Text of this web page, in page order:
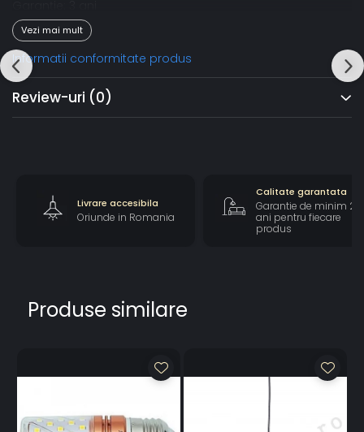
Aplicație:
Birou, living, sufragerie, hotel, restaurant, bar, hol, cafenele,
etc
Sursa de lumina: 1xE27
Dimensiuni: 20x25cm, Inaltime 100cm reglabila
Vezi mai mult
Informatii conformitate produs
Review-uri (0)
Livrare accesibila
Oriunde in Romania
Calitate garantata
Garantie de minim 2
ani pentru fiecare
produs
Produse similare